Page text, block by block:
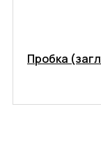
Пробка